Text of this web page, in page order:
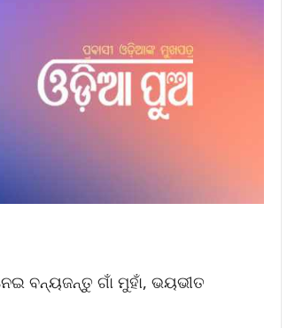
ବନ୍ୟଜନ୍ତୁ ଗାଁ ମୁହାଁ, ଭୟଭୀତ